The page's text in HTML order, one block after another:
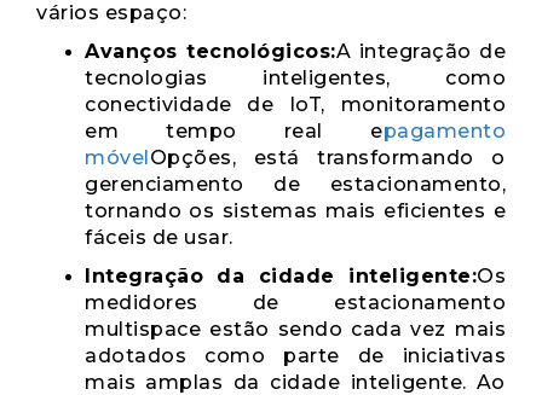
vários espaço:
Avanços tecnológicos:A integração de
tecnologias inteligentes, como
conectividade de IoT, monitoramento
em tempo real epagamento
móvelOpções, está transformando o
gerenciamento de estacionamento,
tornando os sistemas mais eficientes e
fáceis de usar.
Integração da cidade inteligente:Os
medidores de estacionamento
multispace estão sendo cada vez mais
adotados como parte de iniciativas
mais amplas da cidade inteligente. Ao